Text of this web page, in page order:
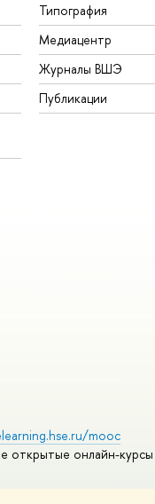
Типография
Медиацентр
Журналы ВШЭ
Публикации
mooc
открытые онлайн-курсы